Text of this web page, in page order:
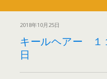
2018年10月25日
キールヘアー １
日